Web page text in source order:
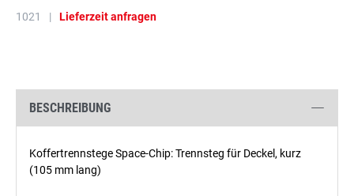
1021 | Lieferzeit anfragen
BESCHREIBUNG
Koffertrennstege Space-Chip: Trennsteg für Deckel, kurz
(105 mm lang)